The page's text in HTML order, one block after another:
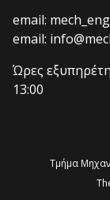
email:
email:
Ώρες
13:00
Τμήμα